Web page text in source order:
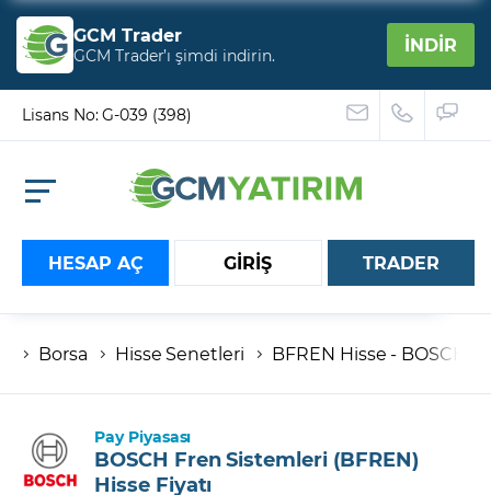
GCM Trader
GCM Trader’ı şimdi indirin. İNDİR
Lisans No: G-039 (398)
HESAP AÇ GİRİŞ
Hesap numaranız
TRADER
Borsa Hisse Senetleri BFREN Hisse - BOSCH
Pay Piyasası
BOSCH Fren Sistemleri (BFREN)
Hisse Fiyatı